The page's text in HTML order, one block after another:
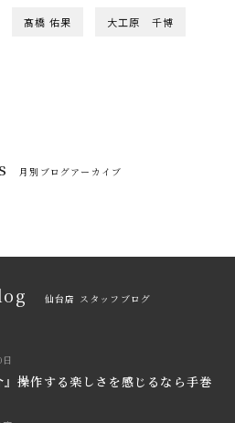
髙橋 佑果 大工原 千博
月別ブログアーカイブ
仙台店 スタッフブログ
』操作する楽しさを感じるなら手巻